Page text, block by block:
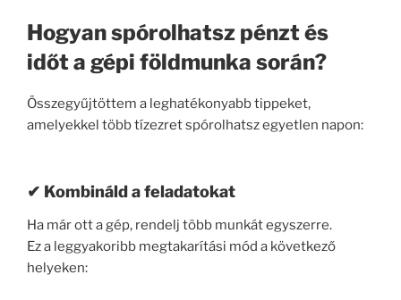
Hogyan spórolhatsz pénzt és
időt a gépi földmunka során?
Összegyűjtöttem a leghatékonyabb tippeket,
amelyekkel több tízezret spórolhatsz egyetlen napon:
✔ Kombináld a feladatokat
Ha már ott a gép, rendelj több munkát egyszerre.
Ez a leggyakoribb megtakarítási mód a következő
helyeken: